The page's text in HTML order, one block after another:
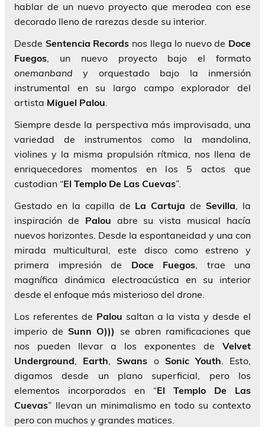
hablar de un nuevo proyecto que merodea con ese
decorado lleno de rarezas desde su interior.
Desde Sentencia Records nos llega lo nuevo de Doce
Fuegos, un nuevo proyecto bajo el formato
onemanband y orquestado bajo la inmersión
instrumental en su largo campo explorador del
artista Miguel Palou.
Siempre desde la perspectiva más improvisada, una
variedad de instrumentos como la mandolina,
violines y la misma propulsión rítmica, nos llena de
enriquecedores momentos en los 5 actos que
custodian “El Templo De Las Cuevas”.
Gestado en la capilla de La Cartuja deSevilla, la
inspiración de Palou abre su vista musical hacía
nuevos horizontes. Desde la espontaneidad y una con
mirada multicultural, este disco como estreno y
primera impresión de Doce Fuegos, trae una
magnífica dinámica electroacústica en su interior
desde el enfoque más misterioso del drone.
Los referentes de Palou saltan a la vista y desde el
imperio deSunn O))) se abren ramificaciones que
nos pueden llevar a los exponentes de Velvet
Underground, Earth,Swans o Sonic Youth. Esto,
digamos desde un plano superficial, pero los
elementos incorporados en “El Templo De Las
Cuevas” llevan un minimalismo en todo su contexto
pero con muchos y grandes matices.